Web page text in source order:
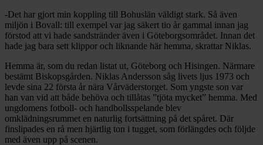
-Det har gjort min koppling till Bohuslän väldigt stark. Så även
miljön i Bovall: till exempel var jag säkert tio år gammal innan jag
förstod att vi hade sandstränder även i Göteborgsområdet. Innan det
hade jag bara sett klippor och liknande här hemma, skrattar Niklas.
Hemma är, som du redan listat ut, Göteborg och Hisingen. Närmare
bestämt Biskopsgården. Niklas Andersson såg livets ljus 1973 och
levde sina 22 första år nära Vårväderstorget. Som yngste son var
han van vid att både behöva och tillåtas ”tjöta mycket” hemma. Med
ungdomens fotboll- och handbollsspelande blev
omklädningsrummet en naturlig fortsättning på det spåret. Där
finslipades en rå men hjärtlig ton i tugget, som förlängdes och följde
med även upp på scenen.